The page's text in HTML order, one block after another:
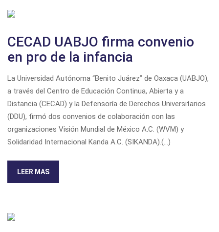
CECAD UABJO firma convenio
en pro de la infancia
La Universidad Autónoma “Benito Juárez” de Oaxaca (UABJO),
a través del Centro de Educación Continua, Abierta y a
Distancia (CECAD) y la Defensoría de Derechos Universitarios
(DDU), firmó dos convenios de colaboración con las
organizaciones Visión Mundial de México A.C. (WVM) y
Solidaridad Internacional Kanda A.C. (SIKANDA).(...)
LEER MAS